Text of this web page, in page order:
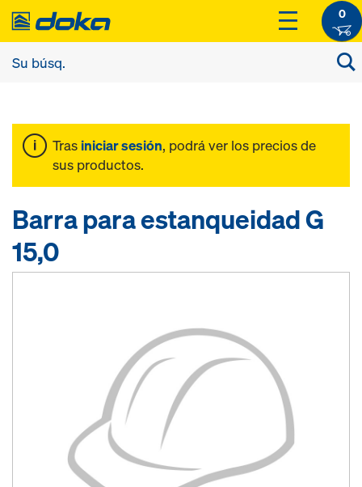
0
Tras iniciar sesión, podrá ver los precios de
sus productos.
Barra para estanqueidad G
15,0